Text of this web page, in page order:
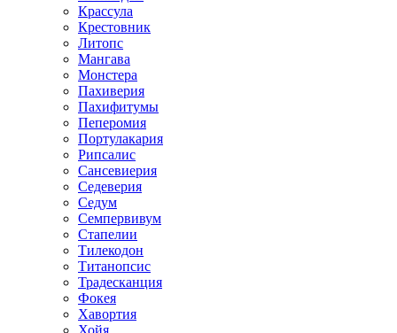
Крассула
Крестовник
Литопс
Мангава
Монстера
Пахиверия
Пахифитумы
Пеперомия
Портулакария
Рипсалис
Сансевиерия
Седеверия
Седум
Семпервивум
Стапелии
Тилекодон
Титанопсис
Традесканция
Фокея
Хавортия
Хойя